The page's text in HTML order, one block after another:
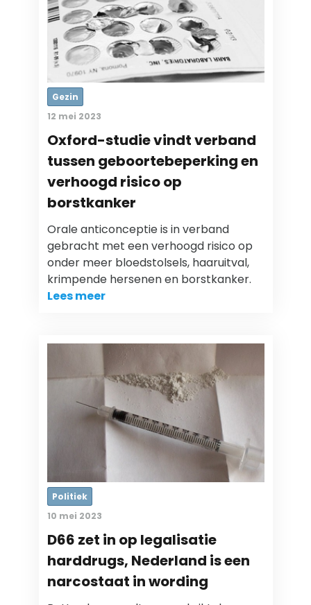
Gezin
12 mei 2023
Oxford-studie vindt verband
tussen geboortebeperking en
verhoogd risico op
borstkanker
Orale anticonceptie is in verband
gebracht met een verhoogd risico op
onder meer bloedstolsels, haaruitval,
krimpende hersenen en borstkanker.
Lees meer
Politiek
10 mei 2023
D66 zet in op legalisatie
harddrugs, Nederland is een
narcostaat in wording